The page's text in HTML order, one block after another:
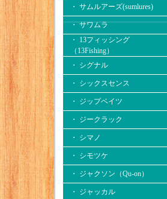
・ サムルアーズ(sumlures)
・ サワムラ
・ 13フィッシング
（13Fishing）
・ シグナル
・ シックスセンス
・ ジップベイツ
・ ジークラック
・ シマノ
・ シモツケ
・ ジャクソン（Qu-on）
・ ジャッカル